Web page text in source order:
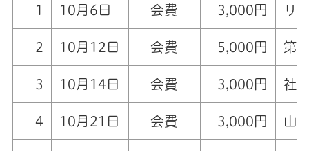
1 10月6日 会費 3,000円 リ
2 10月12日 会費 5,000円 第3
3 10月14日 会費 3,000円 社
4 10月21日 会費 3,000円 山